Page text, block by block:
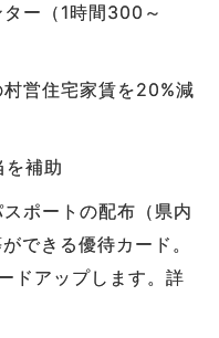
ー（1時間300～
営住宅家賃を20%減
補助
ートの配布（県内
できる優待カード。
ドアップします。詳